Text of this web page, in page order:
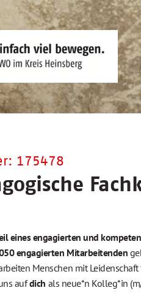
175478
eines engagierten und
engagierten Mitarbeitenden
Menschen mit
aufdich als neue*n Kolleg*in